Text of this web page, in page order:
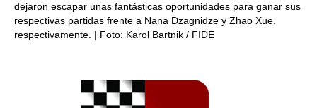
dejaron escapar unas fantásticas oportunidades para ganar sus
respectivas partidas frente a Nana Dzagnidze y Zhao Xue,
respectivamente. | Foto: Karol Bartnik / FIDE